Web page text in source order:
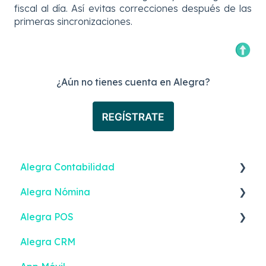
fiscal al día. Así evitas correcciones después de las
primeras sincronizaciones.
¿Aún no tienes cuenta en Alegra?
Alegra Contabilidad
Facturación Electrónica
Ingresos
Gastos
Alegra Nómina
Nómina Electrónica
Empleados
Alegra POS
Facturación Electrónica
Alegra CRM